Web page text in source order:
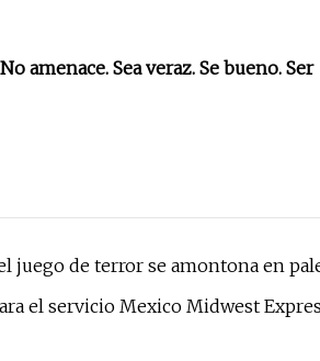
amenace. Sea veraz. Se bueno. Ser
juego de terror se amontona en
el servicio Mexico Midwest